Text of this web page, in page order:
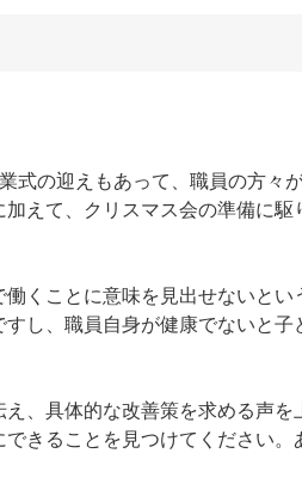
式の迎えもあって、職員の方々
えて、クリスマス会の準備に駆
くことに意味を見出せないとい
し、職員自身が健康でないと子
、具体的な改善策を求める声を
きることを見つけてください。